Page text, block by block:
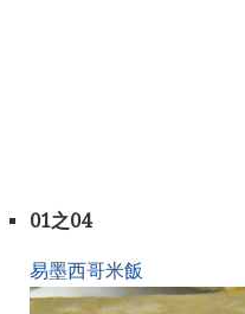
01之04
易墨西哥米飯